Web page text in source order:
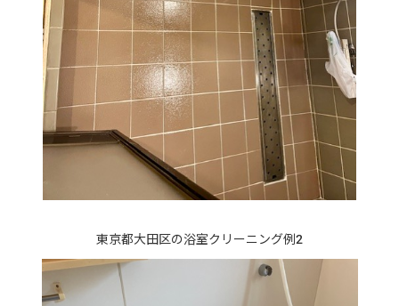
東京都大田区の浴室クリーニング例2